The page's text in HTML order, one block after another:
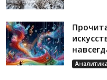
Аналитика